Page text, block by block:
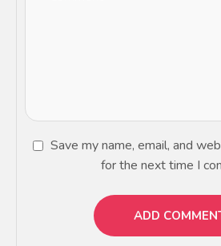
Save my name, email, and
for the next time I